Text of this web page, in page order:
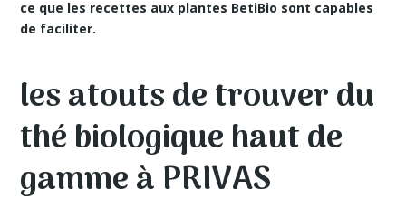
ce que les recettes aux plantes BetiBio sont capables
de faciliter.
les atouts de trouver du
thé biologique haut de
gamme à PRIVAS